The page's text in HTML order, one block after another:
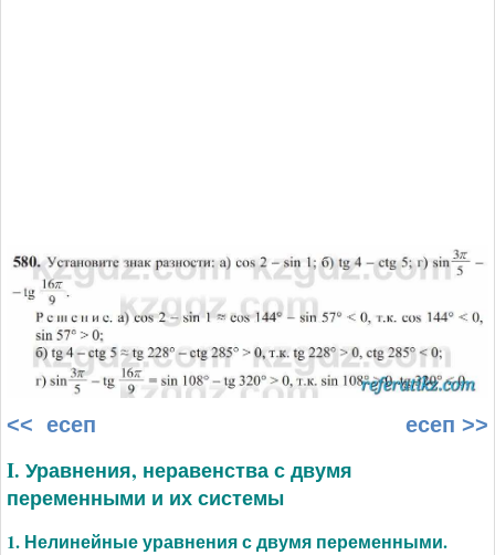
<< есеп есеп >>
I. Уравнения, неравенства с двумя
переменными и их системы
1. Нелинейные уравнения с двумя переменными.